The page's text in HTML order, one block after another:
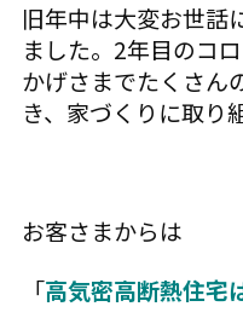
旧年中は大変お世話
ました。2年目のコ
かげさまでたくさん
き、家づくりに取り
お客さまからは
「高気密高断熱住宅